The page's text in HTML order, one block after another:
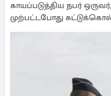
காயப்படுத்திய நபர்
முற்பட்டபோது